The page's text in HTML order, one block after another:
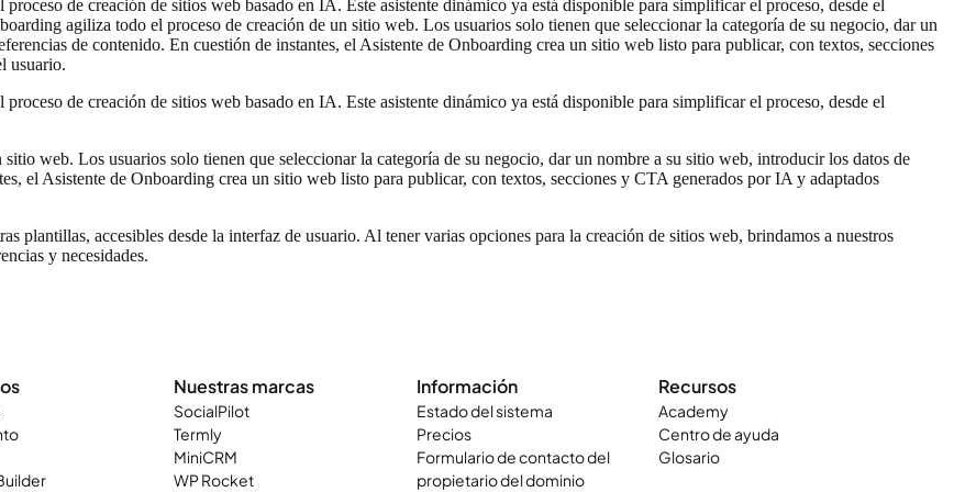
de creación de sitios web basado en IA. Este asistente dinámico ya está disponible para simplificar el proceso, desde el
agiliza todo el proceso de creación de un sitio web. Los usuarios solo tienen que seleccionar la categoría de su negocio, dar un
de contenido. En cuestión de instantes, el Asistente de Onboarding crea un sitio web listo para publicar, con textos, secciones
usuario.
de creación de sitios web basado en IA. Este asistente dinámico ya está disponible para simplificar el proceso, desde el
web. Los usuarios solo tienen que seleccionar la categoría de su negocio, dar un nombre a su sitio web, introducir los datos de
el Asistente de Onboarding crea un sitio web listo para publicar, con textos, secciones y CTA generados por IA y adaptados
plantillas, accesibles desde la interfaz de usuario. Al tener varias opciones para la creación de sitios web, brindamos a nuestros
y necesidades.
Nuestras marcas
SocialPilot
Termly
MiniCRM
WP Rocket
Información
Estado del sistema
Precios
Formulario de contacto del
propietario del dominio
Recursos
Academy
Centro de ayuda
Glosario